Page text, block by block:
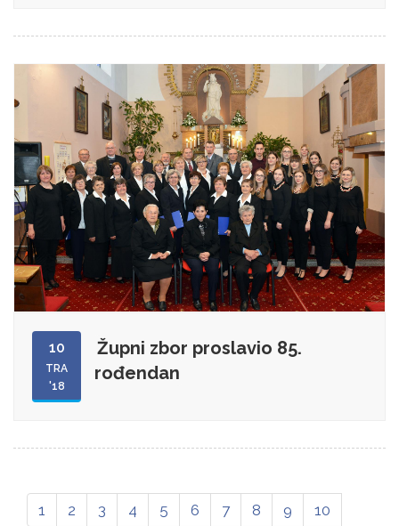
10
TRA
'18
Župni zbor proslavio 85.
rođendan
1 2 3 4 5 6 7 8 9
10